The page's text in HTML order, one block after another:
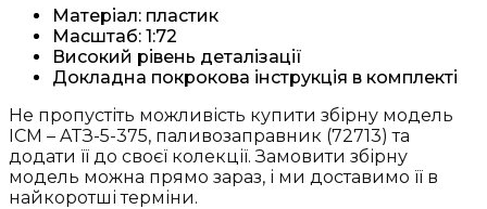
Матеріал: пластик
Масштаб: 1:72
Високий рівень деталізації
Докладна покрокова інструкція в комплекті
Не пропустіть можливість купити збірну модель
ICM – ATЗ-5-375, паливозаправник (72713) та
додати її до своєї колекції. Замовити збірну
модель можна прямо зараз, і ми доставимо її в
найкоротші терміни.